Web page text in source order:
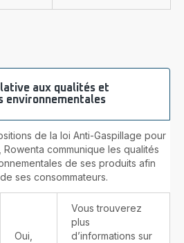
aux qualités et
environnementales
de la loi Anti-Gaspillage pour
communique les qualités
de ses produits afin
ses consommateurs.
Oui,
Vous trouverez
plus
d’informations sur